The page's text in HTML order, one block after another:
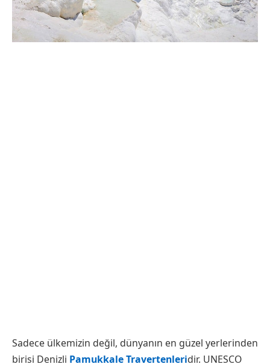
Sadece ülkemizin değil, dünyanın en güzel yerlerinden
birisi Denizli Pamukkale Travertenleridir. UNESCO